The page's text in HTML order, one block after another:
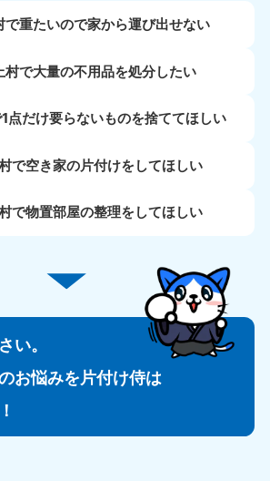
で重たいので家から運び出せない
村で大量の不用品を処分したい
点だけ要らないものを捨ててほしい
で空き家の片付けをしてほしい
で物置部屋の整理をしてほしい
い。
お悩みを片付け侍は